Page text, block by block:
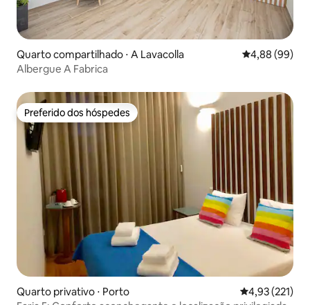
Quarto compartilhado ⋅ A Lavacolla 4,88 de uma
4,88 (99)
Albergue A Fabrica
Preferido dos hóspedes
Preferido dos hóspedes
Quarto privativo ⋅ Porto 4,93 de uma
4,93 (221)